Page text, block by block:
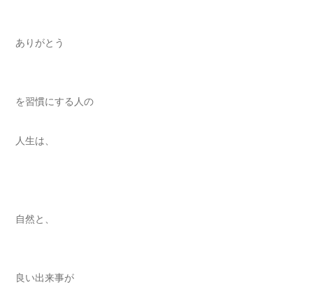
ありがとう
を習慣にする人の
人生は、
自然と、
良い出来事が